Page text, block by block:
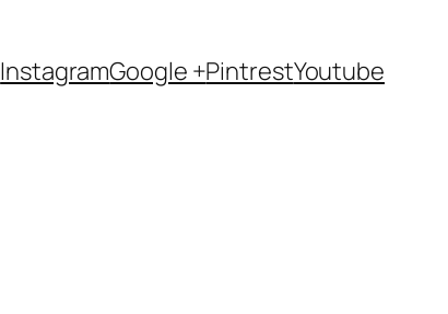
InstagramGoogle +PintrestYoutube